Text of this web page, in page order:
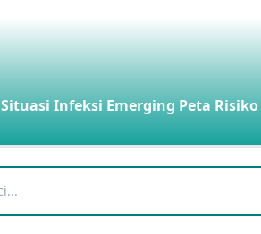
Situasi Infeksi Emerging Peta Risiko